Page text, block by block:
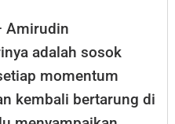
Amirudin
adalah sosok
momentum
kembali bertarung di